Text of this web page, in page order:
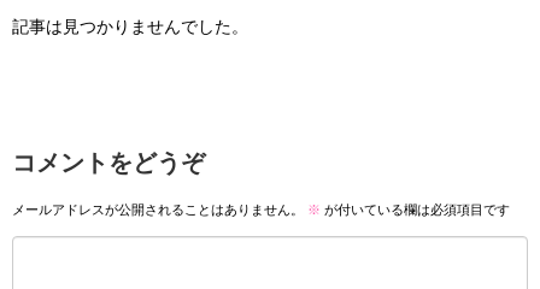
記事は見つかりませんでした。
コメントをどうぞ
メールアドレスが公開されることはありません。 ※ が付いている欄は必須項目です